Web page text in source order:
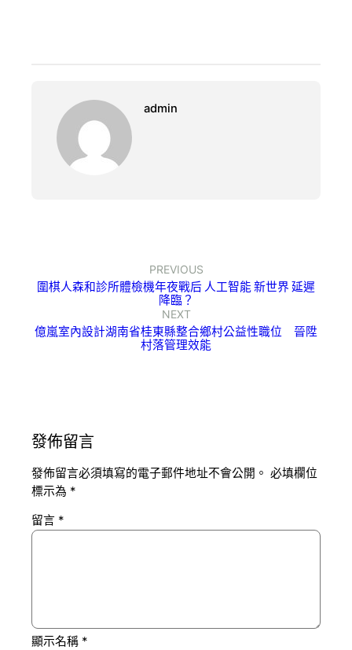
admin
PREVIOUS
圍棋人森和診所體檢機年夜戰后 人工智能 新世界 延遲
降臨？
NEXT
億嵐室內設計湖南省桂東縣整合鄉村公益性職位 晉陞
村落管理效能
發佈留言
發佈留言必須填寫的電子郵件地址不會公開。 必填欄位
標示為 *
留言 *
顯示名稱 *